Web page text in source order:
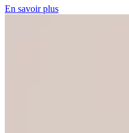
En savoir plus